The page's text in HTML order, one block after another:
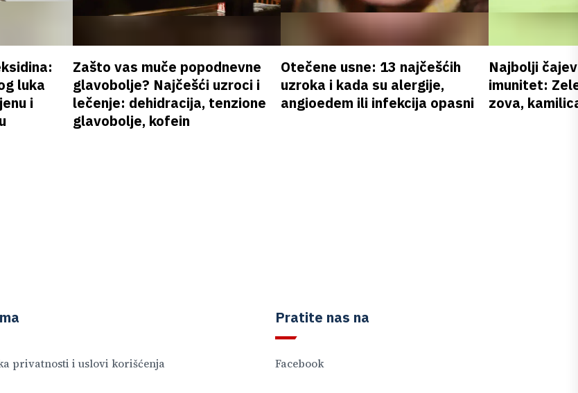
luka
i
Zašto vas muče popodnevne
glavobolje? Najčešći uzroci i
lečenje: dehidracija, tenzione
glavobolje, kofein
Otečene usne: 13 najčešćih
uzroka i kada su alergije,
angioedem ili infekcija opasni
Najbolji
imunitet:
zova,
privatnosti i uslovi korišćenja
Pratite nas na
Facebook